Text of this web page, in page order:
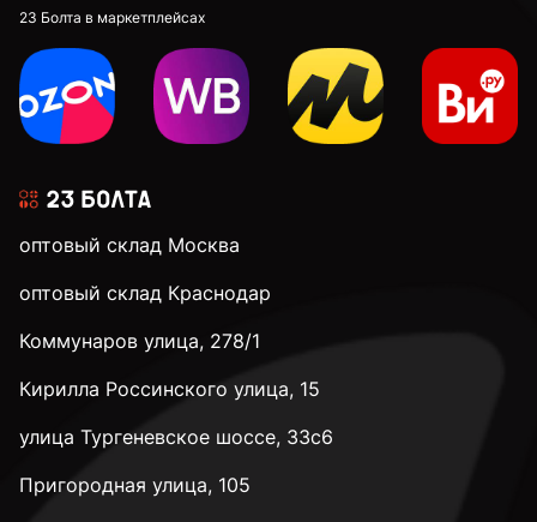
23 Болта в маркетплейсах
оптовый склад Москва
оптовый склад Краснодар
Коммунаров улица, 278/1
Кирилла Россинского улица, 15
улица Тургеневское шоссе, 33с6
Пригородная улица, 105